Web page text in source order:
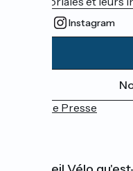
Instagram
Espace Presse